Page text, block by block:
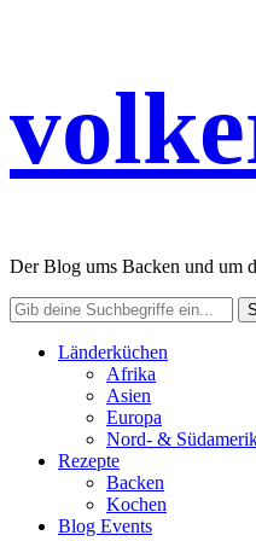
Der Blog ums Backen und um
Länderküchen
Afrika
Asien
Europa
Nord- &
Rezepte
Backen
Kochen
Blog Events